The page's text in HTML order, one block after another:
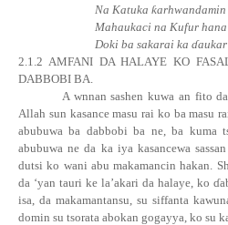
Na Katuka ƙ
Mahaukaci na Kufur
Doki ba sakarai ka
2.1.2 AMFANI DA HALAYE KO
DABBOBI BA.
A wnnan sashen kuwa an fito
Allah sun kasance masu rai ko ba masu
abubuwa ba dabbobi ba ne, ba kuma
abubuwa ne da ka iya kasancewa
dutsi ko wani abu makamancin hakan.
da ‘yan tauri ke la’akari da halaye, ko
isa, da makamantansu, su siffanta
domin su tsorata abokan gogayya, ko su